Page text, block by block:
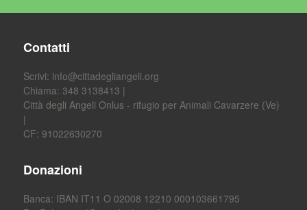
Contatti
Scrivi: info@cittadegliangeli.org
Chiama: 348 3138413 |
Città degli Angeli Onlus - rifugio per Animali Cavarzere (Ve)
|
CF: 91022630270
Donazioni
Banca: IBAN IT11 O 02008 12210 000103661795